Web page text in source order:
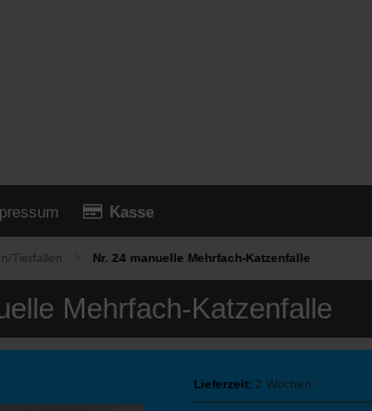
Kasse
Tierfallen Nr. 24 manuelle Mehrfach-Katzenfalle
Mehrfach-Katzenfalle
Lieferzeit: 2 Wochen